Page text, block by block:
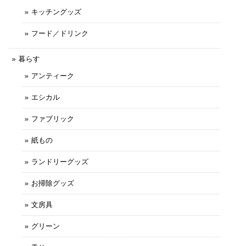
キッチングッズ
フード／ドリンク
暮らす
アンティーク
エシカル
ファブリック
紙もの
ランドリーグッズ
お掃除グッズ
文房具
グリーン